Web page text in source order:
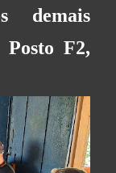
demais
Posto F2,